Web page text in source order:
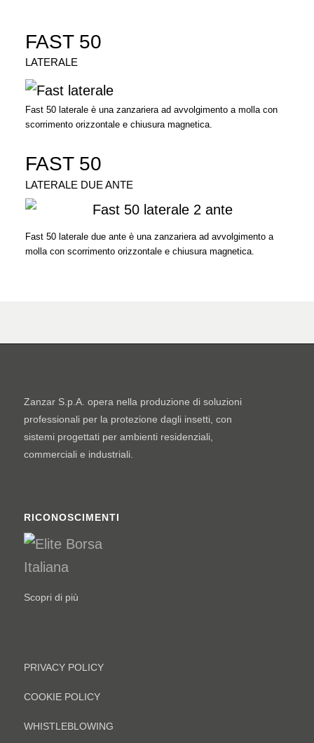
FAST 50
LATERALE
Fast 50 laterale è una zanzariera ad avvolgimento a molla con
scorrimento orizzontale e chiusura magnetica.
FAST 50
LATERALE DUE ANTE
Fast 50 laterale due ante è una zanzariera ad avvolgimento a
molla con scorrimento orizzontale e chiusura magnetica.
Zanzar S.p.A. opera nella produzione di soluzioni
professionali per la protezione dagli insetti, con
sistemi progettati per ambienti residenziali,
commerciali e industriali.
RICONOSCIMENTI
Scopri di più
PRIVACY POLICY
COOKIE POLICY
WHISTLEBLOWING